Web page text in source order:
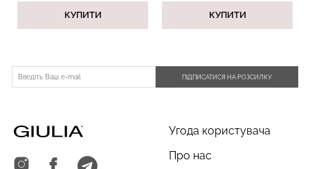
КУПИТИ КУПИТИ
ПІДПИСАТИСЯ НА РОЗСИЛКУ
Угода користувача
Про нас
(білий) Giulia